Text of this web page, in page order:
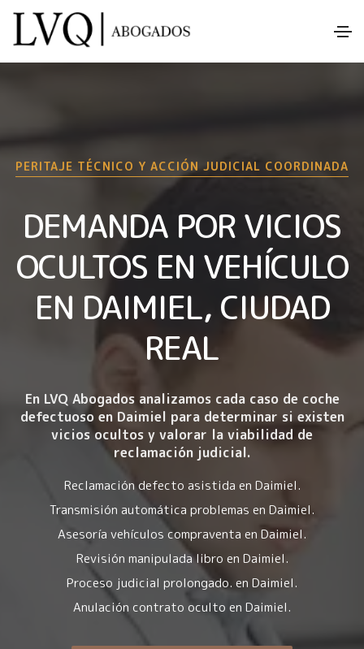
PERITAJE TÉCNICO Y ACCIÓN JUDICIAL COORDINADA
DEMANDA POR VICIOS
OCULTOS EN VEHÍCULO
EN DAIMIEL, CIUDAD
REAL
En LVQ Abogados analizamos cada caso de coche
defectuoso en Daimiel para determinar si existen
vicios ocultos y valorar la viabilidad de
reclamación judicial.
Reclamación defecto asistida en Daimiel.
Transmisión automática problemas en Daimiel.
Asesoría vehículos compraventa en Daimiel.
Revisión manipulada libro en Daimiel.
Proceso judicial prolongado. en Daimiel.
Anulación contrato oculto en Daimiel.